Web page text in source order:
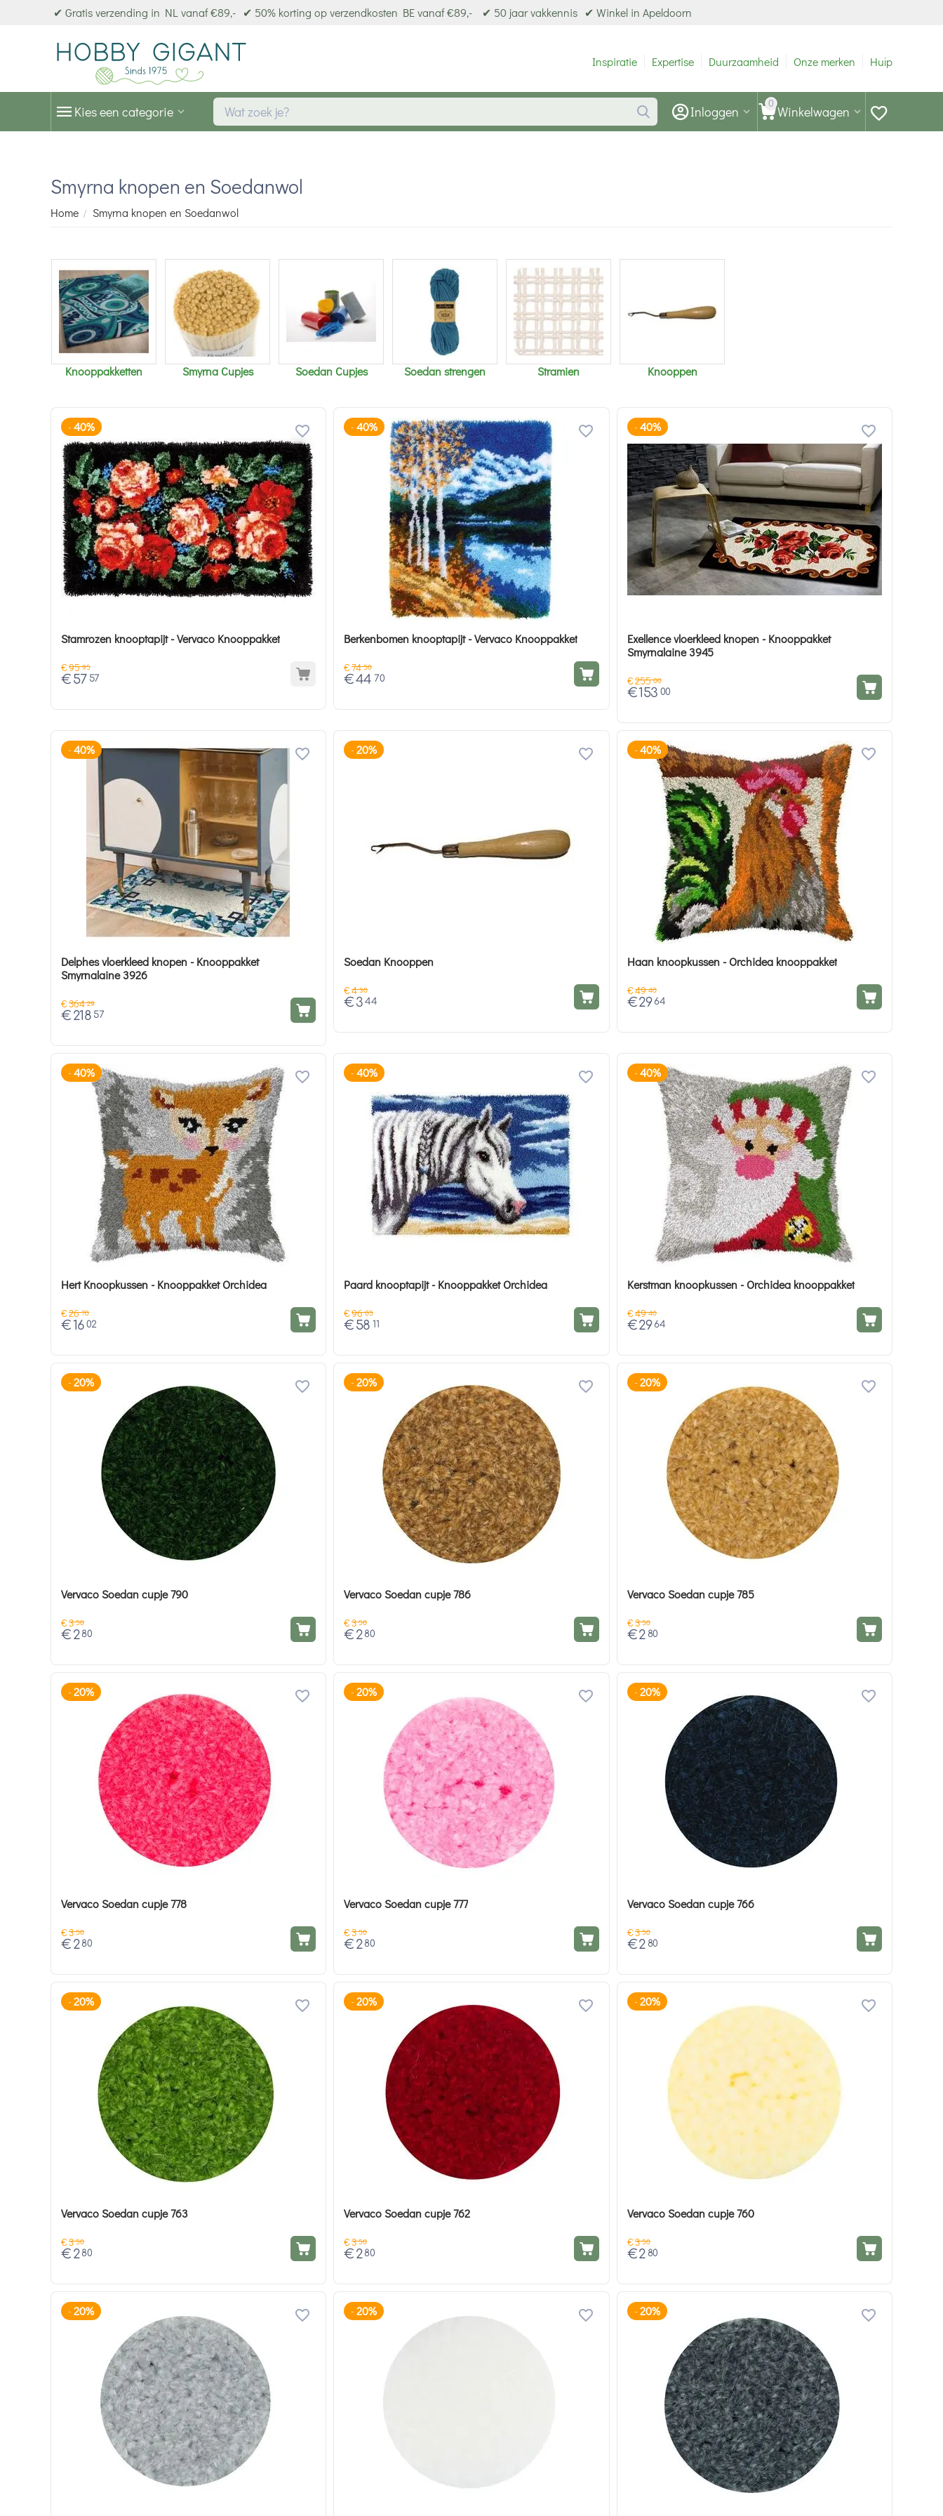
✔ Gratis verzending in NL vanaf €89,- ✔ 50% korting op verzendkosten BE vanaf €89,- ✔ 50 jaar vakkennis ✔ Winkel in Apeldoorn
Inspiratie Expertise Duurzaamheid Onze merken Hulp
Kies een categorie 0 Winkelwagen
Inloggen
Smyrna knopen en Soedanwol
Home / Smyrna knopen en Soedanwol
Knooppakketten Smyrna Cupjes Soedan Cupjes Soedan strengen Stramien Knooppen
- 40%
Stamrozen knooptapijt - Vervaco Knooppakket
€95 95
€ 57 57
- 40%
Berkenbomen knooptapijt - Vervaco Knooppakket
€74 50
€44 70
- 40%
Exellence vloerkleed knopen - Knooppakket
Smyrnalaine 3945
€255 00
€153 00
- 40%
Delphes vloerkleed knopen - Knooppakket
Smyrnalaine 3926
€364 29
€ 218 57
- 20%
Soedan Knooppen
€4 30
€ 3 44
- 40%
Haan knoopkussen - Orchidea knooppakket
€49 40
€29 64
- 40%
Hert Knoopkussen - Knooppakket Orchidea
€26 70
€16 02
- 40%
Paard knooptapijt - Knooppakket Orchidea
€96 85
€ 58 11
- 40%
Kerstman knoopkussen - Orchidea knooppakket
€49 40
€29 64
- 20%
Vervaco Soedan cupje 790
€3 50
€ 2 80
- 20%
Vervaco Soedan cupje 786
€3 50
€ 2 80
- 20%
Vervaco Soedan cupje 785
€3 50
€2 80
- 20%
Vervaco Soedan cupje 778
€3 50
€ 2 80
- 20%
Vervaco Soedan cupje 777
€3 50
€ 2 80
- 20%
Vervaco Soedan cupje 766
€3 50
€2 80
- 20%
Vervaco Soedan cupje 763
€3 50
€ 2 80
- 20%
Vervaco Soedan cupje 762
€3 50
€ 2 80
- 20%
Vervaco Soedan cupje 760
€3 50
€2 80
- 20% - 20% - 20%